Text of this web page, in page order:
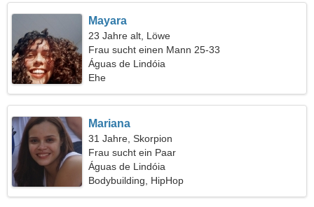
Mayara
23 Jahre alt, Löwe
Frau sucht einen Mann 25-33
Águas de Lindóia
Ehe
Mariana
31 Jahre, Skorpion
Frau sucht ein Paar
Águas de Lindóia
Bodybuilding, HipHop